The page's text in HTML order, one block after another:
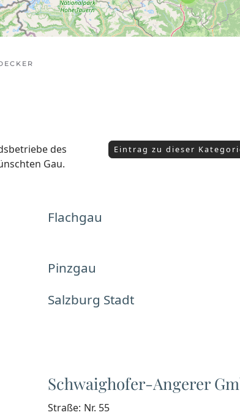
Eintrag zu dieser
des
Gau.
Flachgau
Pinzgau
Salzburg Stadt
Schwaighofer-Angerer
Straße: Nr. 55